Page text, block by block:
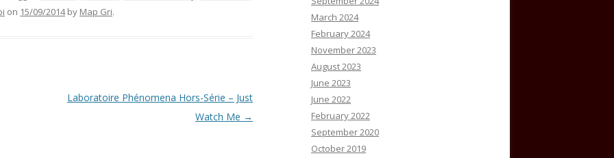
on 15/09/2014by Map Gri.
Laboratoire Phénomena Hors-Série – Just
Watch Me →
March 2024
February 2024
November 2023
August 2023
June 2023
June 2022
February 2022
September 2020
October 2019